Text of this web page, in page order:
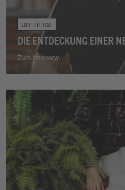
ULF TIETGE
DIE ENTDECKUNG EINER
Zum Interview